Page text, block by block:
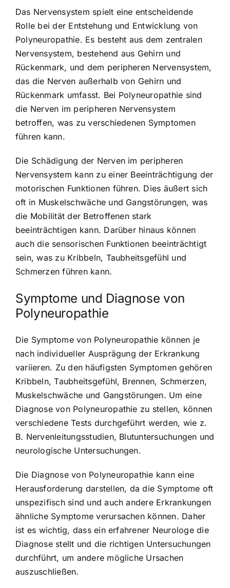
Das Nervensystem spielt eine entscheidende
Rolle bei der Entstehung und Entwicklung von
Polyneuropathie. Es besteht aus dem zentralen
Nervensystem, bestehend aus Gehirn und
Rückenmark, und dem peripheren Nervensystem,
das die Nerven außerhalb von Gehirn und
Rückenmark umfasst. Bei Polyneuropathie sind
die Nerven im peripheren Nervensystem
betroffen, was zu verschiedenen Symptomen
führen kann.
Die Schädigung der Nerven im peripheren
Nervensystem kann zu einer Beeinträchtigung der
motorischen Funktionen führen. Dies äußert sich
oft in Muskelschwäche und Gangstörungen, was
die Mobilität der Betroffenen stark
beeinträchtigen kann. Darüber hinaus können
auch die sensorischen Funktionen beeinträchtigt
sein, was zu Kribbeln, Taubheitsgefühl und
Schmerzen führen kann.
Symptome und Diagnose von
Polyneuropathie
Die Symptome von Polyneuropathie können je
nach individueller Ausprägung der Erkrankung
variieren. Zu den häufigsten Symptomen gehören
Kribbeln, Taubheitsgefühl, Brennen, Schmerzen,
Muskelschwäche und Gangstörungen. Um eine
Diagnose von Polyneuropathie zu stellen, können
verschiedene Tests durchgeführt werden, wie z.
B. Nervenleitungsstudien, Blutuntersuchungen und
neurologische Untersuchungen.
Die Diagnose von Polyneuropathie kann eine
Herausforderung darstellen, da die Symptome oft
unspezifisch sind und auch andere Erkrankungen
ähnliche Symptome verursachen können. Daher
ist es wichtig, dass ein erfahrener Neurologe die
Diagnose stellt und die richtigen Untersuchungen
durchführt, um andere mögliche Ursachen
auszuschließen.